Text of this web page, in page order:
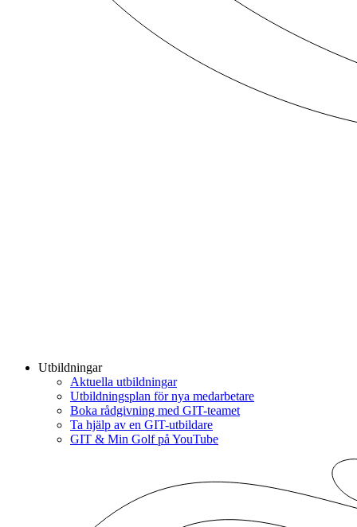
Utbildningar
Aktuella utbildningar
Utbildningsplan för nya medarbetare
Boka rådgivning med GIT-teamet
Ta hjälp av en GIT-utbildare
GIT & Min Golf på YouTube